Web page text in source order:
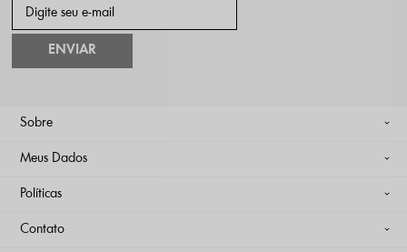
ENVIAR
Sobre
Meus Dados
Políticas
Contato